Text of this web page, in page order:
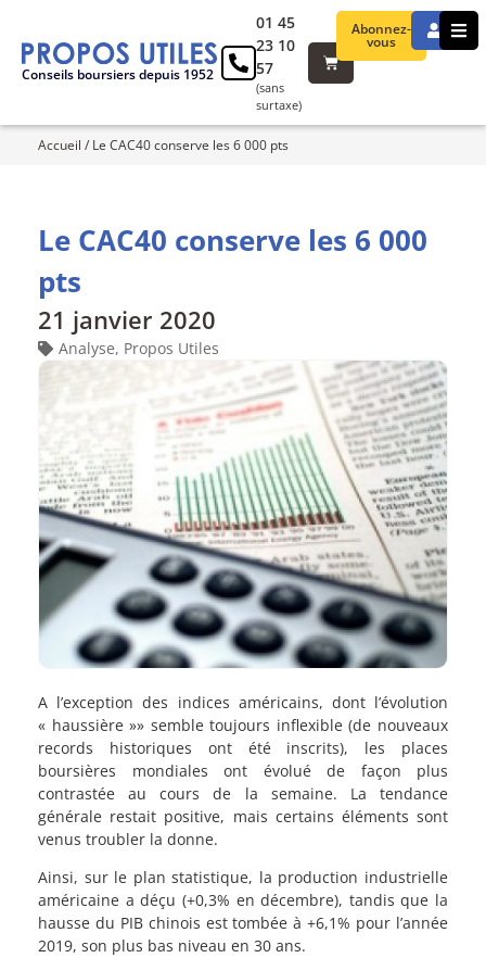
Conseils boursiers depuis 1952
Abonnez-
vous
01 45
23 10
57
(sans
surtaxe)
Accueil / Le CAC40 conserve les 6 000 pts
Le CAC40 conserve les 6 000
pts
21 janvier 2020
Analyse, Propos Utiles
A l’exception des indices américains, dont l’évolution
« haussière »» semble toujours inflexible (de nouveaux
records historiques ont été inscrits), les places
boursières mondiales ont évolué de façon plus
contrastée au cours de la semaine. La tendance
générale restait positive, mais certains éléments sont
venus troubler la donne.
Ainsi, sur le plan statistique, la production industrielle
américaine a déçu (+0,3% en décembre), tandis que la
hausse du PIB chinois est tombée à +6,1% pour l’année
2019, son plus bas niveau en 30 ans.